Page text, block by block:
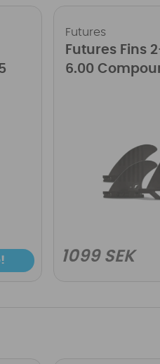
Futures
Futures Fins
6.00
1099 SEK